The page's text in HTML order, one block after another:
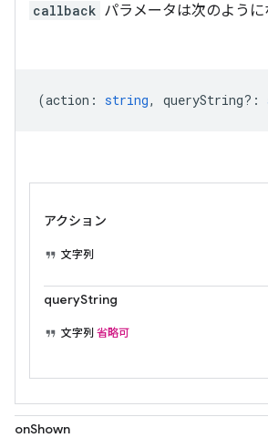
callback パラメータは次のように
(action : string, queryString? :
アクション
文字列
queryString
文字列 省略可
onShown